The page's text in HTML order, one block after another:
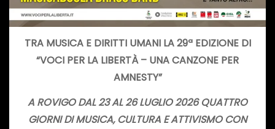
TRA MUSICA E DIRITTI UMANI LA 29ª EDIZIONE DI
“VOCI PER LA LIBERTÀ – UNA CANZONE PER
AMNESTY”
A ROVIGO DAL 23 AL 26 LUGLIO 2026 QUATTRO
GIORNI DI MUSICA, CULTURA E ATTIVISMO CON